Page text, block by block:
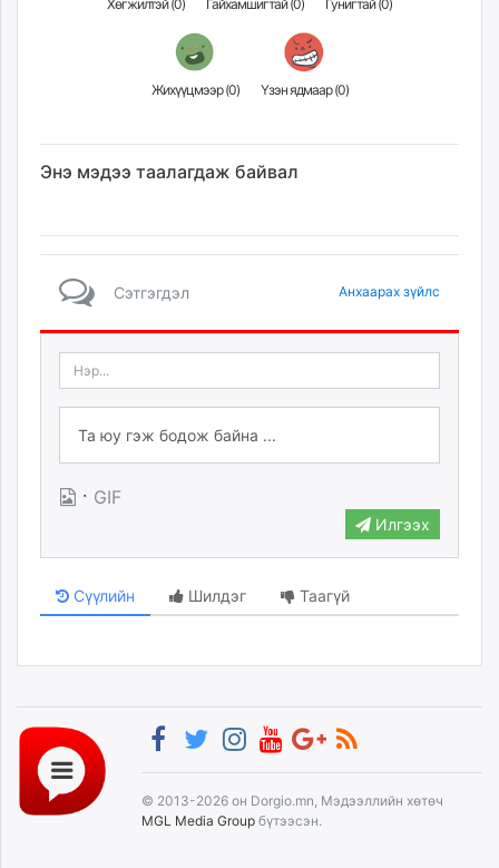
Хөгжилтэй (0) Гайхамшигтай (0) Гунигтай (0)
Жихүүцмээр (0) Үзэн ядмаар (0)
Энэ мэдээ таалагдаж байвал
Сэтгэгдэл Анхаарах зүйлс
· GIF
Илгээх
Сүүлийн Шилдэг Таагүй
© 2013-2026 он Dorgio.mn, Мэдээллийн хөтөч
MGL Media Group бүтээсэн.